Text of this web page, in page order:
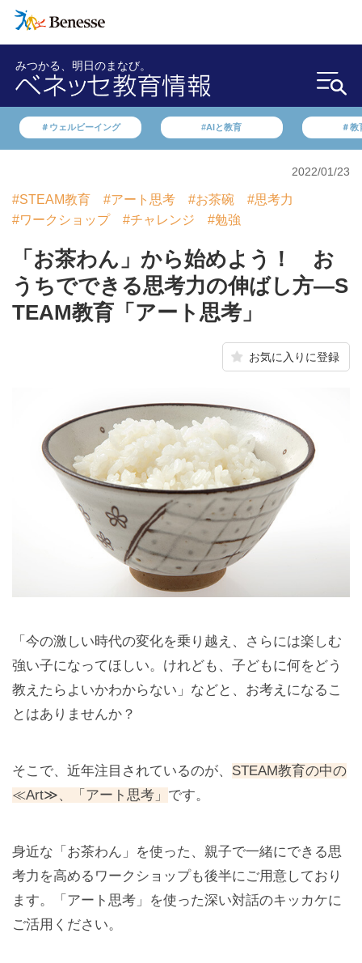
みつかる、明日のまなび。
＃ウェルビーイング #AIと教育 ＃教
2022/01/23
#STEAM教育 #アート思考 #お茶碗
#思考力
#ワークショップ
#チャレンジ #勉強
「お茶わん」から始めよう！ お
うちでできる思考力の伸ばし方​—S
TEAM教育「アート思考」
お気に入りに登録
「今の激しい時代の変化を乗り越え、さらには楽しむ
強い子になってほしい。けれども、子どもに何をどう
教えたらよいかわからない」などと、お考えになるこ
とはありませんか？
そこで、近年注目されているのが、 STEAM教育の中の
≪Art≫、「アート思考」 です。
身近な「お茶わん」を使った、親子で一緒にできる思
考力を高めるワークショップも後半にご用意しており
ます。「アート思考」を使った深い対話のキッカケに
ご活用ください。